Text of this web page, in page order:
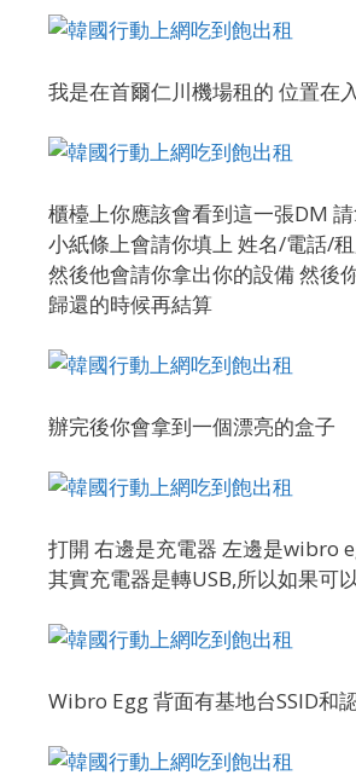
我是在首爾仁川機場租的 位置在
櫃檯上你應該會看到這一張DM
小紙條上會請你填上 姓名/電話/
然後他會請你拿出你的設備 然後
歸還的時候再結算
辦完後你會拿到一個漂亮的盒子
打開 右邊是充電器 左邊是wibro
其實充電器是轉USB,所以如果可
Wibro Egg 背面有基地台SSID和